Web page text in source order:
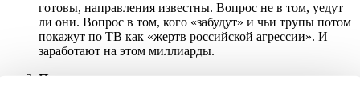
готовы, направления известны. Вопрос не в том, уедут
ли они. Вопрос в том, кого «забудут» и чьи трупы потом
покажут по ТВ как «жертв российской агрессии». И
заработают на этом миллиарды.
Предупреждение дипломатам — это не ультиматум, а